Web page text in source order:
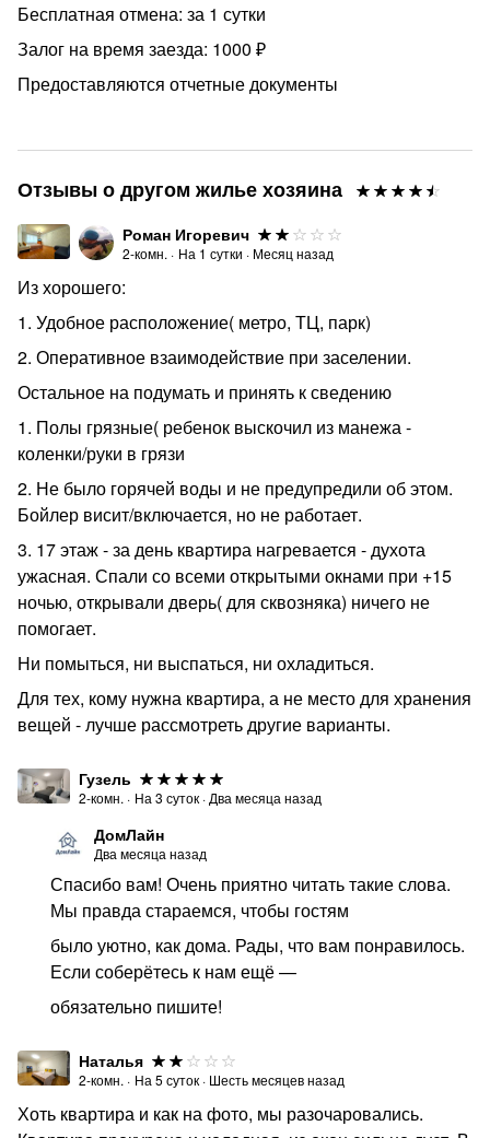
Бесплатная отмена: за 1 сутки
Залог на время заезда: 1000 ₽
Предоставляются отчетные документы
Отзывы о другом жилье хозяина
Роман Игоревич
2-комн. · На 1 сутки · Месяц назад
Из хорошего:
1. Удобное расположение( метро, ТЦ, парк)
2. Оперативное взаимодействие при заселении.
Остальное на подумать и принять к сведению
1. Полы грязные( ребенок выскочил из манежа -
коленки/руки в грязи
2. Не было горячей воды и не предупредили об этом.
Бойлер висит/включается, но не работает.
3. 17 этаж - за день квартира нагревается - духота
ужасная. Спали со всеми открытыми окнами при +15
ночью, открывали дверь( для сквозняка) ничего не
помогает.
Ни помыться, ни выспаться, ни охладиться.
Для тех, кому нужна квартира, а не место для хранения
вещей - лучше рассмотреть другие варианты.
Гузель
2-комн. · На 3 суток · Два месяца назад
ДомЛайн
Два месяца назад
Спасибо вам! Очень приятно читать такие слова.
Мы правда стараемся, чтобы гостям
было уютно, как дома. Рады, что вам понравилось.
Если соберётесь к нам ещё —
обязательно пишите!
Наталья
2-комн. · На 5 суток · Шесть месяцев назад
Хоть квартира и как на фото, мы разочаровались.